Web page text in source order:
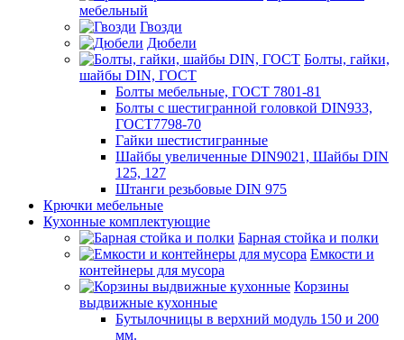
мебельный
Гвозди
Дюбели
Болты, гайки,
шайбы DIN, ГОСТ
Болты мебельные, ГОСТ 7801-81
Болты с шестигранной головкой DIN933,
ГОСТ7798-70
Гайки шестистигранные
Шайбы увеличенные DIN9021, Шайбы DIN
125, 127
Штанги резьбовые DIN 975
Крючки мебельные
Кухонные комплектующие
Барная стойка и полки
Емкости и
контейнеры для мусора
Корзины
выдвижные кухонные
Бутылочницы в верхний модуль 150 и 200
мм.